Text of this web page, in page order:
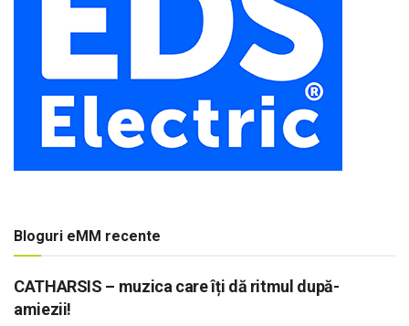
Bloguri eMM recente
CATHARSIS – muzica care îți dă ritmul după-
amiezii!